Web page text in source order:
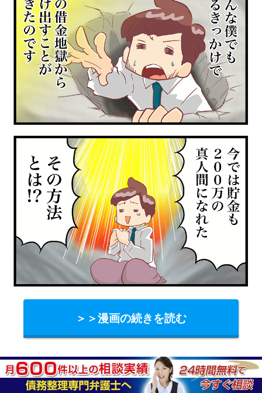
＞＞漫画の続きを読む
挿入サンク
記事を読んでもわからなかった